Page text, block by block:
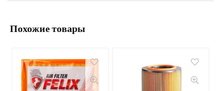
Похожие товары